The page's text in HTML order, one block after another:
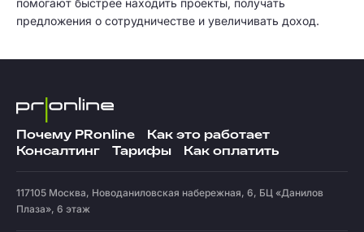
предложения о сотрудничестве и увеличивать доход.
Почему PRonline
Как это работает
Консалтинг
Тарифы Как оплатить
117105 Москва, Новоданиловская набережная, 6, БЦ «Данилов
Плаза», 6 этаж